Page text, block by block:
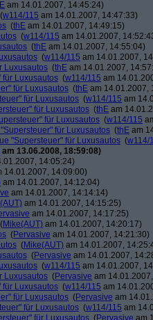
am 14.01.2007, 14:45:24)
(w114/115 am 14.01.2007, 14:47:33)
(thE am 14.01.2007, 14:49:15)
(w114/115 am 14.01.2007,
(thE am 14.01.2007, 14:55:04)
(w114/115 am 14.01.2007,
Luxusautos (thE am 14.01.2007,
für Luxusautos (w114/115 am
für Luxusautos (thE am 14.01.2007,
für Luxusautos (w114/115 am
für Luxusautos (thE am
für Luxusautos (w114/115
für Luxusautos (thE am
"Supersteuer" für Luxusautos (w114/
am 13.06.2008, 18:59:08)
14:05:24)
14.01.2007, 14:09:00)
am 14.01.2007, 14:12:04)
am 14.01.2007, 14:14:14)
am 14.01.2007, 14:15:25)
am 14.01.2007, 14:17:25)
(Mike(AUT) am 14.01.2007, 14:20:17)
(Pervasive am 14.01.2007, 14:21:30)
(Mike(AUT) am 14.01.2007,
(Pervasive am 14.01.2007,
(w114/115 am 14.01.2007,
Luxusautos (Pervasive am
für Luxusautos (w114/115 am
für Luxusautos (Pervasive am
für Luxusautos (w114/115 am
für Luxusautos (Pervasive am